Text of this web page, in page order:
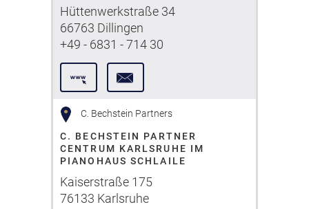
Hüttenwerkstraße 34
66763 Dillingen
+49 - 6831 - 714 30
C. Bechstein Partners
C. BECHSTEIN PARTNER
CENTRUM KARLSRUHE IM
PIANOHAUS SCHLAILE
Kaiserstraße 175
76133 Karlsruhe